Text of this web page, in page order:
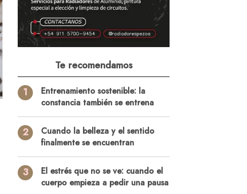
Te recomendamos
1
Entrenamiento sostenible: la
constancia también se entrena
2
Cuando la belleza y el sentido
finalmente se encuentran
3
El estrés que no se ve: cuando el
cuerpo empieza a pedir una pausa